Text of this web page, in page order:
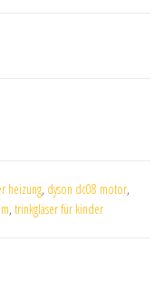
heizung, dyson dc08 motor,
, trinkgläser für kinder